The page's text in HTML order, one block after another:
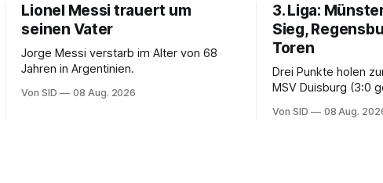
Lionel Messi trauert um
seinen Vater
Jorge Messi verstarb im Alter von 68
Jahren in Argentinien.
Von SID 08 Aug. 2026
3. Liga:
Sieg,
Toren
Drei Punkte holen
MSV Duisburg (3:0
Von SID 08 Aug.